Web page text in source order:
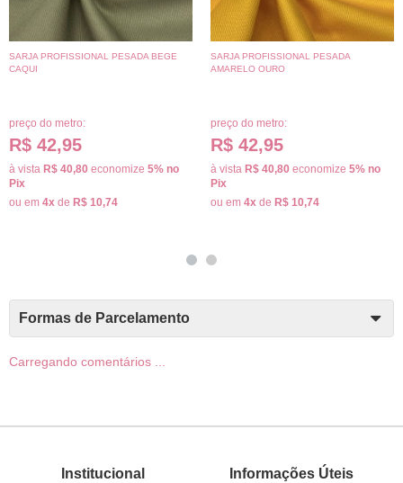
SARJA PROFISSIONAL PESADA BEGE
CAQUI
preço do metro:
R$ 42,95
à vista R$ 40,80 economize 5% no
Pix
ou em 4x de R$ 10,74
SARJA PROFISSIONAL PESADA
AMARELO OURO
preço do metro:
R$ 42,95
à vista R$ 40,80 economize 5% no
Pix
ou em 4x de R$ 10,74
Formas de Parcelamento
Carregando comentários ...
Institucional Informações Úteis